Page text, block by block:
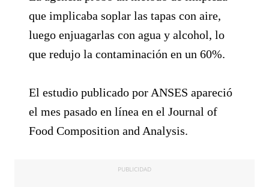
que implicaba soplar las tapas con aire,
luego enjuagarlas con agua y alcohol, lo
que redujo la contaminación en un 60%.
El estudio publicado por ANSES apareció
el mes pasado en línea en el Journal of
Food Composition and Analysis.
PUBLICIDAD